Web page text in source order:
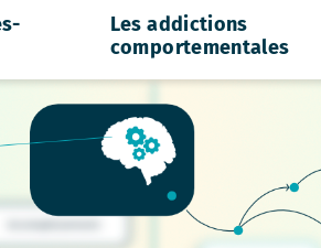
Les addictions
comportementales